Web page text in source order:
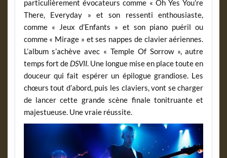
particulièrement évocateurs comme « Oh Yes You’re
There, Everyday » et son ressenti enthousiaste,
comme « Jeux d’Enfants » et son piano puéril ou
comme « Mirage » et ses nappes de clavier aériennes.
L’album s’achève avec « Temple Of Sorrow », autre
temps fort de DSVII. Une longue mise en place toute en
douceur qui fait espérer un épilogue grandiose. Les
chœurs tout d’abord, puis les claviers, vont se charger
de lancer cette grande scène finale tonitruante et
majestueuse. Une vraie réussite.